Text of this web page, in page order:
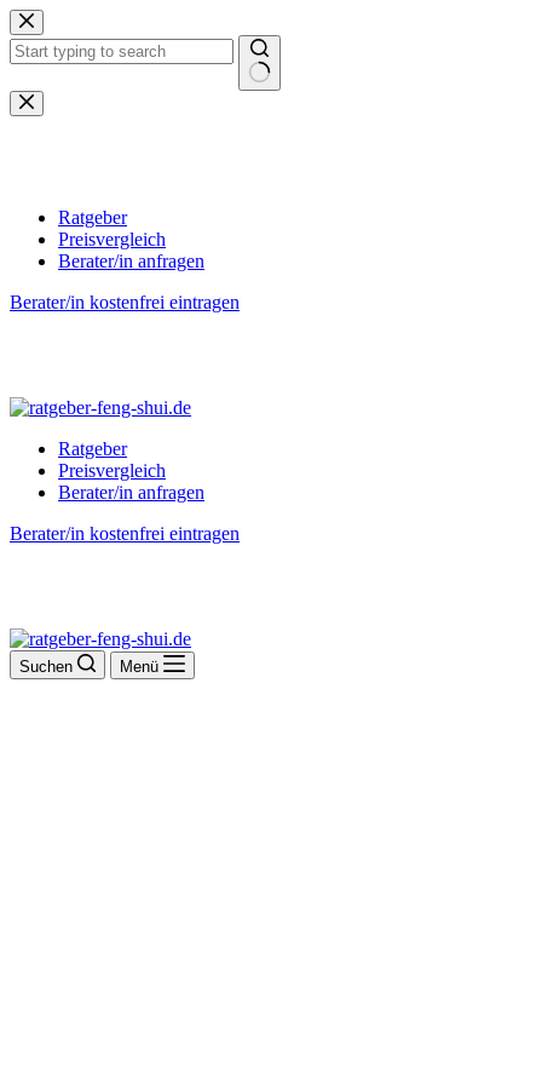
Zum
Inhalt
springen
Keine
Ergebnisse
Ratgeber
Preisvergleich
Berater/in anfragen
Berater/in kostenfrei eintragen
Ratgeber
Preisvergleich
Berater/in anfragen
Berater/in kostenfrei eintragen
Suchen Menü